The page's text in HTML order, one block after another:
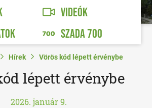
VIDEÓK
SZADA 700
Hírek Vörös kód lépett érvénybe
lépett érvénybe
2026. január 9.